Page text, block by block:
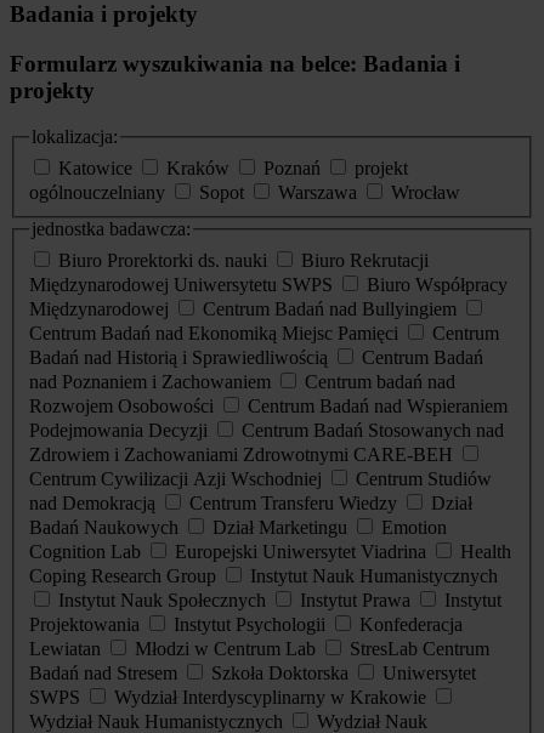
Badania i projekty
Formularz wyszukiwania na belce: Badania i
projekty
lokalizacja:
Katowice
Kraków Poznań
projekt
ogólnouczelniany
Sopot Warszawa
Wrocław
jednostka badawcza:
Biuro Prorektorki ds. nauki
Biuro Rekrutacji
Międzynarodowej Uniwersytetu SWPS
Biuro Współpracy
Międzynarodowej
Centrum Badań nad Bullyingiem
Centrum Badań nad Ekonomiką Miejsc Pamięci
Centrum
Badań nad Historią i Sprawiedliwością
Centrum Badań
nad Poznaniem i Zachowaniem
Centrum badań nad
Rozwojem Osobowości
Centrum Badań nad Wspieraniem
Podejmowania Decyzji
Centrum Badań Stosowanych nad
Zdrowiem i Zachowaniami Zdrowotnymi CARE-BEH
Centrum Cywilizacji Azji Wschodniej
Centrum Studiów
nad Demokracją
Centrum Transferu Wiedzy
Dział
Badań Naukowych
Dział Marketingu
Emotion
Cognition Lab
Europejski Uniwersytet Viadrina
Health
Coping Research Group
Instytut Nauk Humanistycznych
Instytut Nauk Społecznych
Instytut Prawa
Instytut
Projektowania
Instytut Psychologii
Konfederacja
Lewiatan
Młodzi w Centrum Lab
StresLab Centrum
Badań nad Stresem
Szkoła Doktorska
Uniwersytet
SWPS
Wydział Interdyscyplinarny w Krakowie
Wydział Nauk Humanistycznych
Wydział Nauk